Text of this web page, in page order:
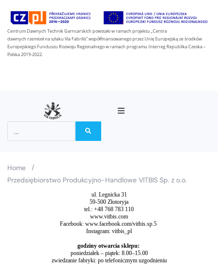
Centrum Dawnych Technik Garncarskich powstało w ramach projektu „Centra
dawnych rzemiosł na szlaku Via Fabrilis” współfinansowanego przez Unię Europejską ze środków
Europejskiego Funduszu Rozwoju Regionalnego w ramach programu Interreg Republika Czeska –
Polska 2019-2022.
Na stezce Via Fabrilis
Zprávy
Home
/
Przedsiębiorstwo Produkcyjno-Handlowe VITBIS Sp. z o.o.
ul. Legnicka 31
59-500 Złotoryja
tel.: +48 768 783 110
www.vitbis.com
Facebook: www.facebook.com/vitbis.sp.5
Instagram: vitbis_pl
godziny otwarcia sklepu:
poniedziałek – piątek: 8.00–15.00
zwiedzanie fabryki: po telefonicznym uzgodnieniu